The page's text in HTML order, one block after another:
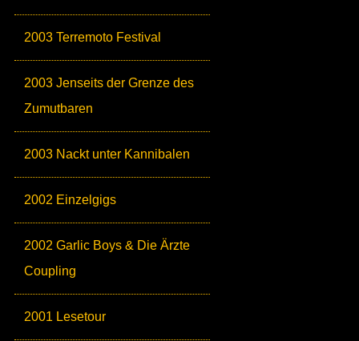
2003 Terremoto Festival
2003 Jenseits der Grenze des
Zumutbaren
2003 Nackt unter Kannibalen
2002 Einzelgigs
2002 Garlic Boys & Die Ärzte
Coupling
2001 Lesetour